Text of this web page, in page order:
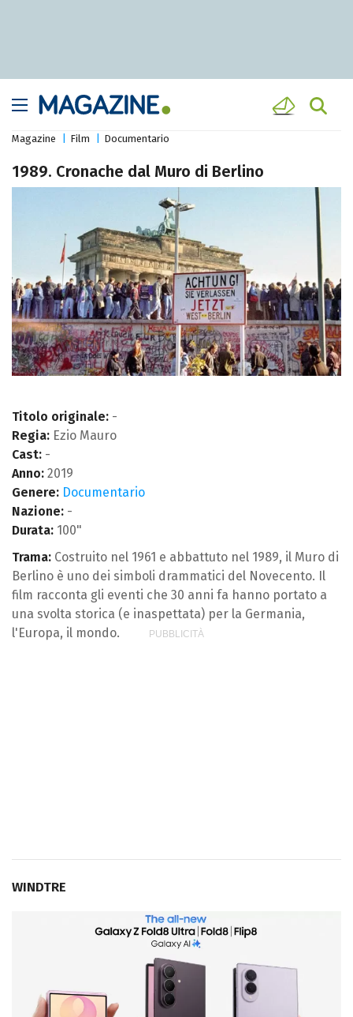
Magazine Film Documentario
1989. Cronache dal Muro di Berlino
Titolo originale: -
Regia: Ezio Mauro
Cast: -
Anno: 2019
Genere: Documentario
Nazione: -
Durata: 100"
Trama: Costruito nel 1961 e abbattuto nel 1989, il Muro di
Berlino è uno dei simboli drammatici del Novecento. Il
film racconta gli eventi che 30 anni fa hanno portato a
una svolta storica (e inaspettata) per la Germania,
l'Europa, il mondo.
WINDTRE